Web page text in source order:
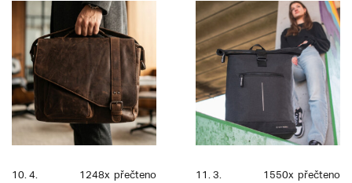
10. 4. 1248x přečteno 11. 3. 1550x přečteno